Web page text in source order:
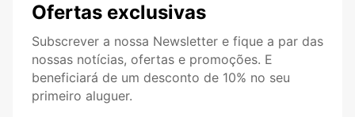
Ofertas exclusivas
Subscrever a nossa Newsletter e fique a par das
nossas notícias, ofertas e promoções. E
beneficiará de um desconto de 10% no seu
primeiro aluguer.